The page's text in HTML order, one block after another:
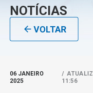
NOTÍCIAS
VOLTAR
06 JANEIRO
2025
/
11:56